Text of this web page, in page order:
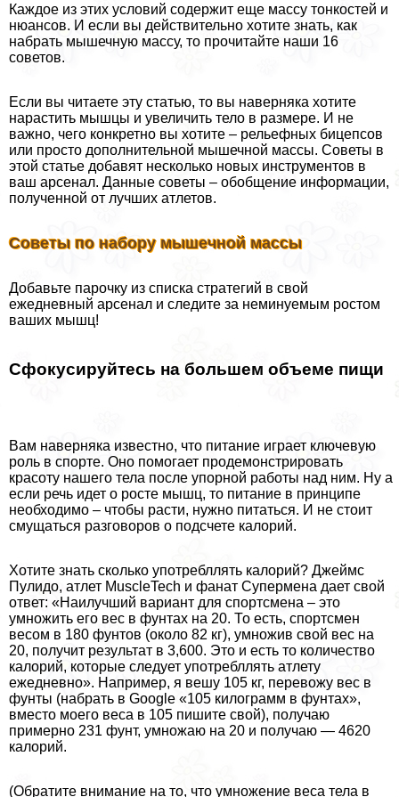
Каждое из этих условий содержит еще массу тонкостей и
нюансов. И если вы действительно хотите знать, как
набрать мышечную массу, то прочитайте наши 16
советов.
Если вы читаете эту статью, то вы наверняка хотите
нарастить мышцы и увеличить тело в размере. И не
важно, чего конкретно вы хотите – рельефных бицепсов
или просто дополнительной мышечной массы. Советы в
этой статье добавят несколько новых инструментов в
ваш арсенал. Данные советы – обобщение информации,
полученной от лучших атлетов.
Cоветы по набору мышечной массы
Добавьте парочку из списка стратегий в свой
ежедневный арсенал и следите за неминуемым ростом
ваших мышц!
Сфокусируйтесь на большем объеме пищи
Вам наверняка известно, что питание играет ключевую
роль в спорте. Оно помогает продемонстрировать
красоту нашего тела после упopной работы над ним. Ну а
если речь идет о росте мышц, то питание в принципе
необходимо – чтобы расти, нужно питаться. И не стоит
смущаться разговоров о подсчете калорий.
Хотите знать сколько употрeбллять калорий? Джеймс
Пулидо, атлет MuscleTech и фанат Супермена дает свой
ответ: «Наилучший вариант для спортсмена – это
умножить его вес в фунтах на 20. То есть, спортсмен
весом в 180 фунтов (около 82 кг), умножив свой вес на
20, получит результат в 3,600. Это и есть то количество
калорий, которые следует употрeбллять атлету
ежедневно». Например, я вешу 105 кг, перевожу вес в
фунты (набрать в Google «105 килограмм в фунтах»,
вместо моего веса в 105 пишите свой), получаю
примерно 231 фунт, умножаю на 20 и получаю — 4620
калорий.
(Обратите внимание на то, что умножение веса тела в